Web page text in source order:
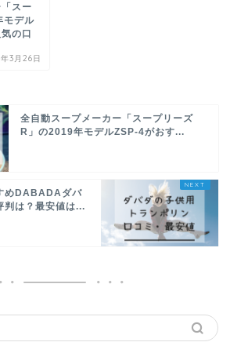
スー
モデル
の口
3月26日
全自動スープメーカー「スープリーズ
R」の2019年モデルZSP-4がおす...
めDABADAダバ
判は？最安値は...